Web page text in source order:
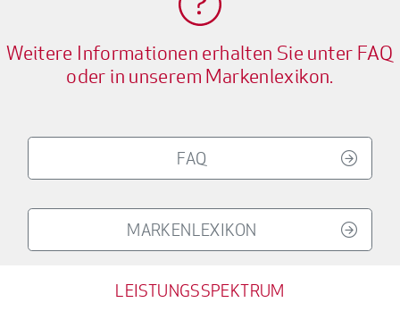
Weitere Informationen erhalten Sie unter FAQ
oder in unserem Markenlexikon.
FAQ
MARKENLEXIKON
LEISTUNGSSPEKTRUM